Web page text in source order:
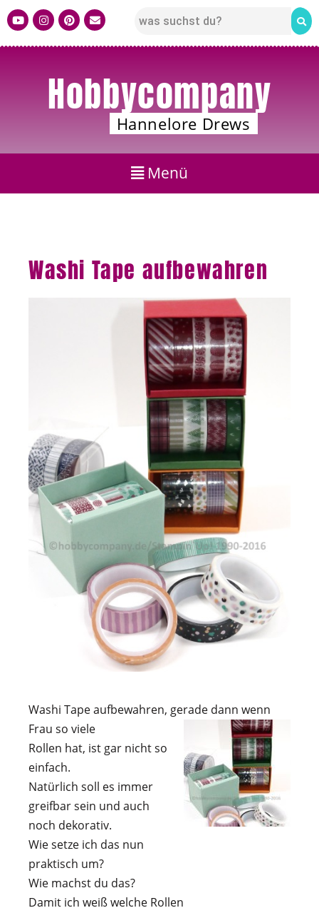
Hobbycompany
Hannelore Drews
Washi Tape aufbewahren
Washi Tape aufbewahren, gerade dann wenn
Frau so viele
Rollen hat, ist gar nicht so
einfach.
Natürlich soll es immer
greifbar sein und auch
noch dekorativ.
Wie setze ich das nun
praktisch um?
Wie machst du das?
Damit ich weiß welche Rollen